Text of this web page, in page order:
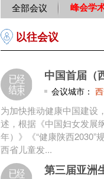
全部会议 峰会学
以往会议
中国首届（
会议城市：
为加快推动健康中国建设
述，根据《中国妇女发展
年）》《“健康陕西2030”
西省儿童发...
第三届亚洲